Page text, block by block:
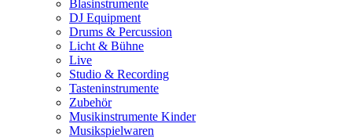
Blasinstrumente
DJ Equipment
Drums & Percussion
Licht & Bühne
Live
Studio & Recording
Tasteninstrumente
Zubehör
Musikinstrumente Kinder
Musikspielwaren